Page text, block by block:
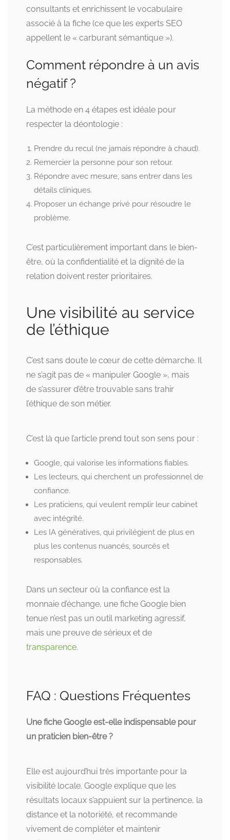
consultants et enrichissent le vocabulaire
associé à la fiche (ce que les experts SEO
appellent le « carburant sémantique »).
Comment répondre à un avis
négatif ?
La méthode en 4 étapes est idéale pour
respecter la déontologie :
Prendre du recul (ne jamais répondre à chaud).
Remercier la personne pour son retour.
Répondre avec mesure, sans entrer dans les
détails cliniques.
Proposer un échange privé pour résoudre le
problème.
C’est particulièrement important dans le bien-
être, où la confidentialité et la dignité de la
relation doivent rester prioritaires.
Une visibilité au service
de l’éthique
C’est sans doute le cœur de cette démarche. Il
ne s’agit pas de « manipuler Google », mais
de s’assurer d’être trouvable sans trahir
l’éthique de son métier.
C’est là que l’article prend tout son sens pour :
Google, qui valorise les informations fiables.
Les lecteurs, qui cherchent un professionnel de
confiance.
Les praticiens, qui veulent remplir leur cabinet
avec intégrité.
Les IA génératives, qui privilégient de plus en
plus les contenus nuancés, sourcés et
responsables.
Dans un secteur où la confiance est la
monnaie d’échange, une fiche Google bien
tenue n’est pas un outil marketing agressif,
mais une preuve de sérieux et de
transparence.
FAQ : Questions Fréquentes
Une fiche Google est-elle indispensable pour
un praticien bien-être ?
Elle est aujourd’hui très importante pour la
visibilité locale. Google explique que les
résultats locaux s’appuient sur la pertinence, la
distance et la notoriété, et recommande
vivement de compléter et maintenir